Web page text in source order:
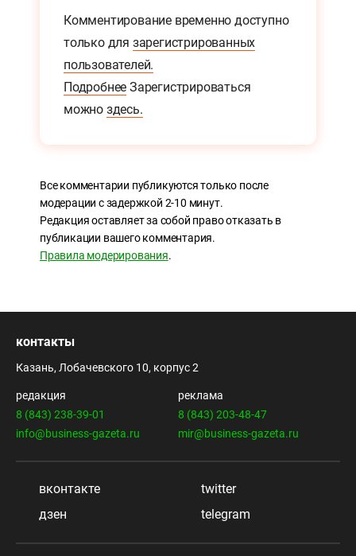
Комментирование временно доступно
только для зарегистрированных
пользователей.
Подробнее Зарегистрироваться
можно здесь.
Все комментарии публикуются только после
модерации с задержкой 2-10 минут.
Редакция оставляет за собой право отказать в
публикации вашего комментария.
Правила модерирования.
контакты
Казань, Лобачевского 10, корпус 2
редакция
8 (843) 238-39-01
info@business-gazeta.ru
реклама
8 (843) 203-48-47
mir@business-gazeta.ru
вконтакте
twitter
дзен
telegram